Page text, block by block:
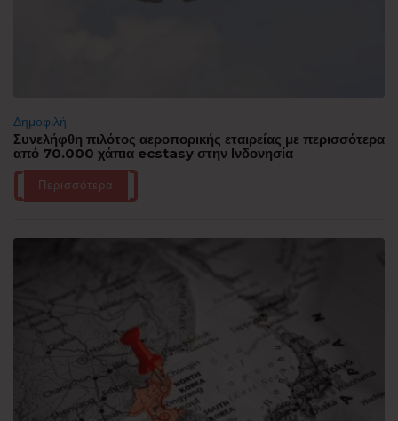
Δημοφιλή
Συνελήφθη πιλότος αεροπορικής εταιρείας με περισσότερα
από 70.000 χάπια ecstasy στην Ινδονησία
Περισσότερα